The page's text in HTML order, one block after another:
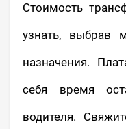
Стоимость
узнать, выбрав
назначения.
себя время
водителя.